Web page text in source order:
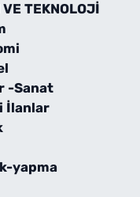
TEKNOLOJİ
-Sanat
İlanlar
yapma